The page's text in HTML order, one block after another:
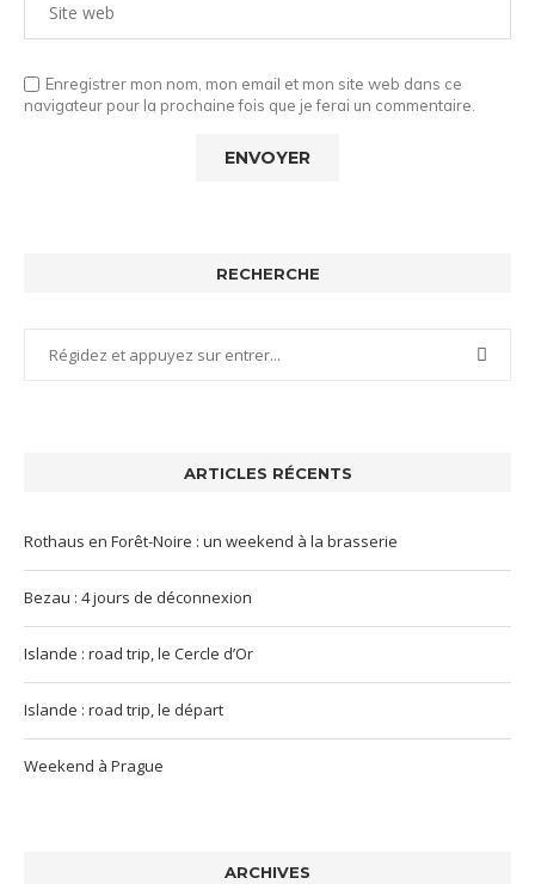
Enregistrer mon nom, mon email et mon site web dans ce
navigateur pour la prochaine fois que je ferai un commentaire.
RECHERCHE
ARTICLES RÉCENTS
Rothaus en Forêt-Noire : un weekend à la brasserie
Bezau : 4 jours de déconnexion
Islande : road trip, le Cercle d’Or
Islande : road trip, le départ
Weekend à Prague
ARCHIVES